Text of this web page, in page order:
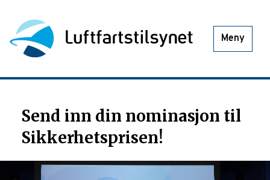
Meny
Send inn din nominasjon til
Sikkerhetsprisen!